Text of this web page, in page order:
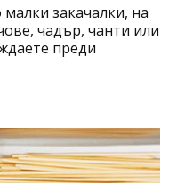
закачалки, на
чадър, чанти или
преди